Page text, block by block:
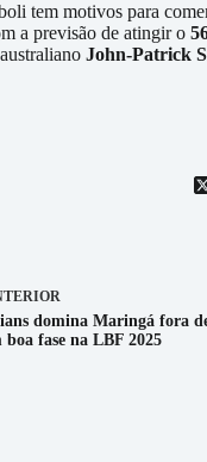
tem motivos para
a previsão de atingir o
John-Patrick
domina Maringá fora
boa fase na LBF 2025